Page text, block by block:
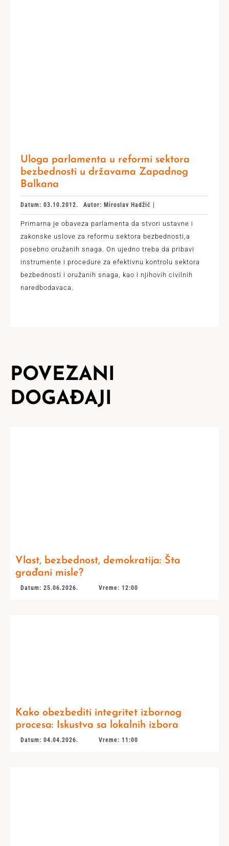
Uloga parlamenta u reformi sektora
bezbednosti u državama Zapadnog
Balkana
Datum: 03.10.2012. Autor: Miroslav Hadžić |
Primarna je obaveza parlamenta da stvori ustavne i
zakonske uslove za reformu sektora bezbednosti,a
posebno oružanih snaga. On ujedno treba da pribavi
instrumente i procedure za efektivnu kontrolu sektora
bezbednosti i oružanih snaga, kao i njihovih civilnih
naredbodavaca.
POVEZANI
DOGAĐAJI
Vlast, bezbednost, demokratija: Šta
građani misle?
Datum: 25.06.2026. Vreme: 12:00
Kako obezbediti integritet izbornog
procesa: Iskustva sa lokalnih izbora
Datum: 04.04.2026. Vreme: 11:00